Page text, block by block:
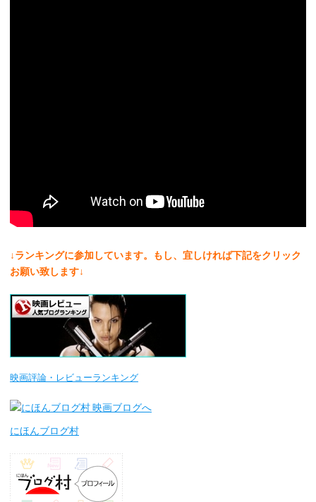
↓ランキングに参加しています。もし、宜しければ下記をクリック
お願い致します↓
映画評論・レビューランキング
にほんブログ村